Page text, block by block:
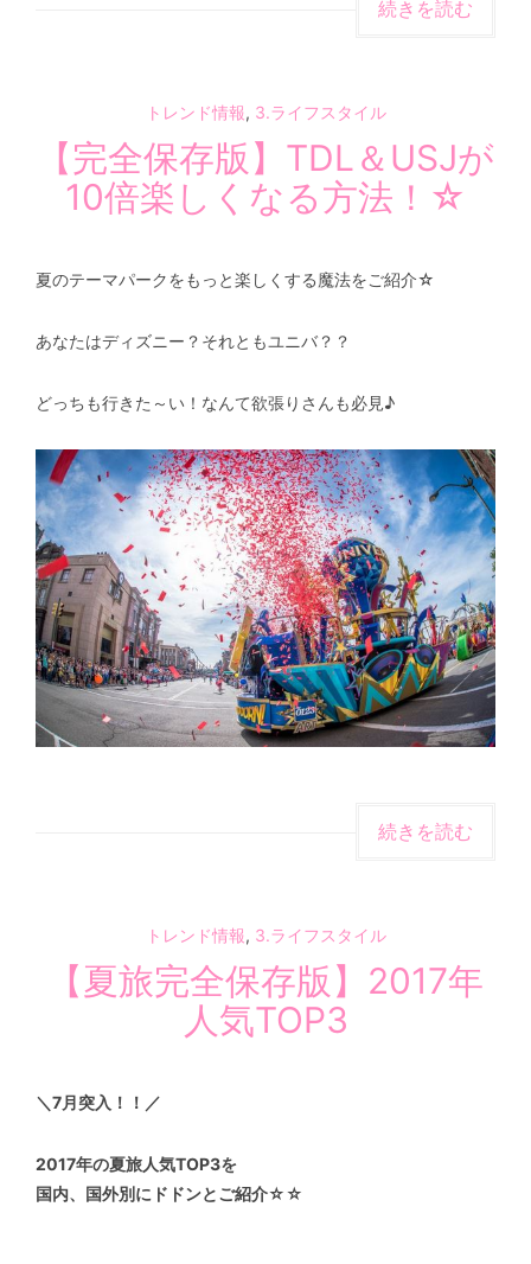
続きを読む
トレンド情報, 3.ライフスタイル
【完全保存版】TDL＆USJが
10倍楽しくなる方法！☆
夏のテーマパークをもっと楽しくする魔法をご紹介☆
あなたはディズニー？それともユニバ？？
どっちも行きた～い！なんて欲張りさんも必見♪
続きを読む
トレンド情報, 3.ライフスタイル
【夏旅完全保存版】2017年
人気TOP3
＼7月突入！！／
2017年の夏旅人気TOP3を
国内、国外別にドドンとご紹介☆☆